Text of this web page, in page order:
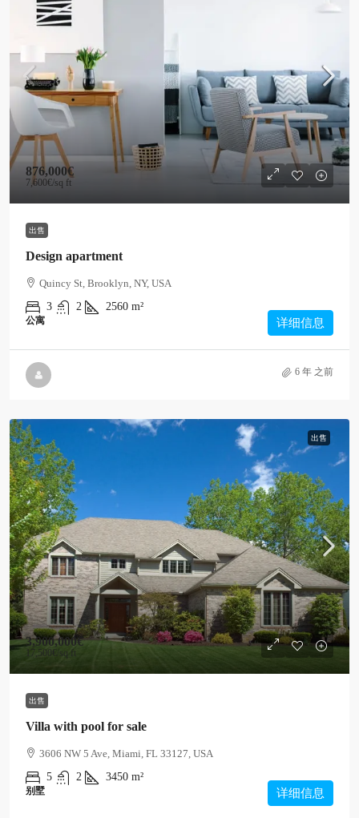
876,000€
7,600€/sq ft
出售
Design apartment
Quincy St, Brooklyn, NY, USA
3
2 2560 m²
公寓 详细信息
6 年 之前
出售
3,900,000€
17,500€ /sq ft
出售
Villa with pool for sale
3606 NW 5 Ave, Miami, FL 33127, USA
5
2 3450 m²
别墅 详细信息